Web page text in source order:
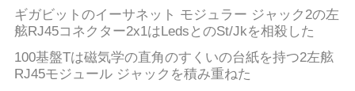
ギガビットのイーサネット モジュラー ジャック2の左
舷RJ45コネクター2x1はLedsとのSt/Jkを相殺した
100基盤Tは磁気学の直角のすくいの台紙を持つ2左舷
RJ45モジュール ジャックを積み重ねた